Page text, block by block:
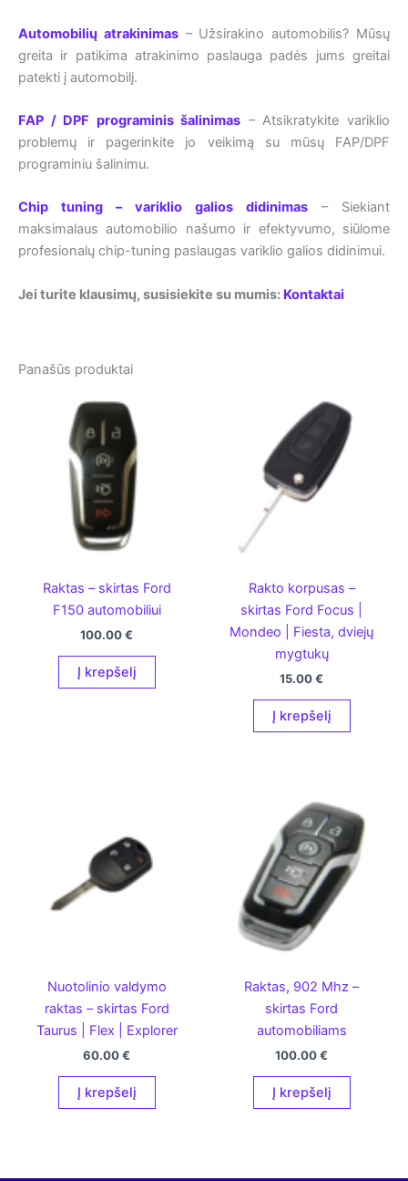
Automobilių atrakinimas– Užsirakino automobilis? Mūsų
greita ir patikima atrakinimo paslauga padės jums greitai
patekti į automobilį.
FAP / DPF programinis šalinimas – Atsikratykite variklio
problemų ir pagerinkite jo veikimą su mūsų FAP/DPF
programiniu šalinimu.
Chip tuning – variklio galios didinimas – Siekiant
maksimalaus automobilio našumo ir efektyvumo, siūlome
profesionalų chip-tuning paslaugas variklio galios didinimui.
Jei turite klausimų, susisiekite su mumis: Kontaktai
Panašūs produktai
Raktas – skirtas Ford
F150 automobiliui
100.00€
Į krepšelį
Rakto korpusas –
skirtas Ford Focus |
Mondeo | Fiesta, dviejų
mygtukų
15.00€
Į krepšelį
Nuotolinio valdymo
raktas – skirtas Ford
Taurus | Flex | Explorer
60.00€
Į krepšelį
Raktas, 902 Mhz –
skirtas Ford
automobiliams
100.00€
Į krepšelį